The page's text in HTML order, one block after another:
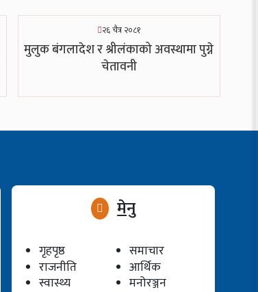
२६ चैत्र २०८१
मुलुक बंगलादेश र श्रीलंकाको अवस्थामा पुग्ने
चेतावनी
मेनु
गृहपृष्ठ
समाचार
राजनीति
आर्थिक
स्वास्थ्य
मनोरञ्जन